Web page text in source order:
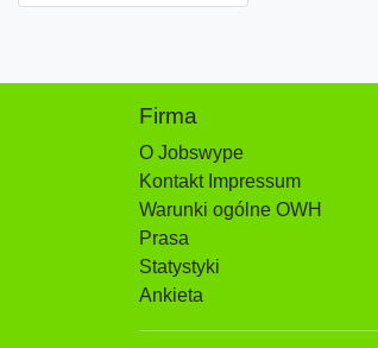
Firma
O Jobswype
Kontakt Impressum
Warunki ogólne OWH
Prasa
Statystyki
Ankieta